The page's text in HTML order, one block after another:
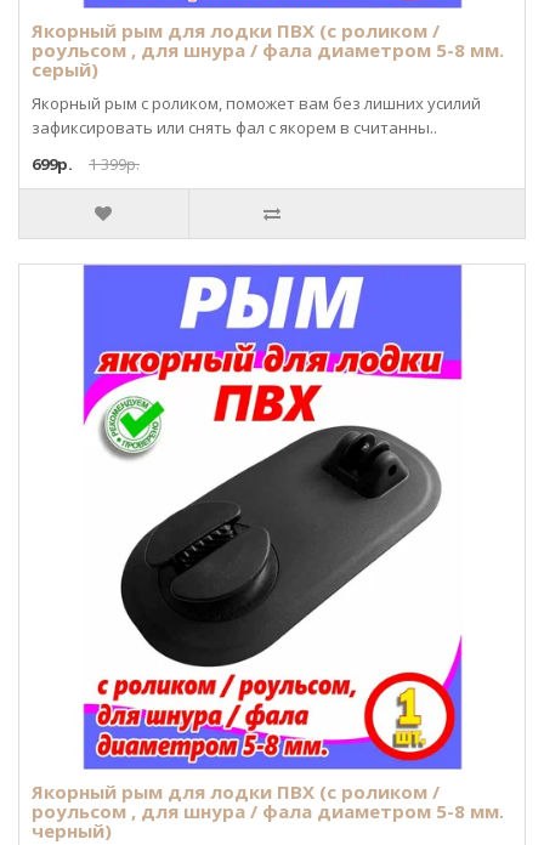
Якорный рым для лодки ПВХ (с роликом /
роульсом , для шнура / фала диаметром 5-8 мм.
серый)
Якорный рым с роликом, поможет вам без лишних усилий
зафиксировать или снять фал с якорем в считанны..
699р.
1 399р.
Якорный рым для лодки ПВХ (с роликом /
роульсом , для шнура / фала диаметром 5-8 мм.
черный)